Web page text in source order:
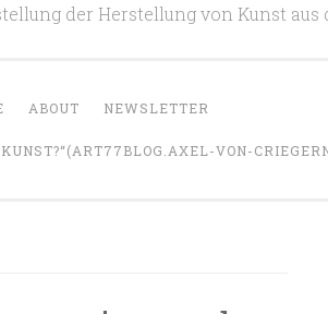
der Herstellung von Kunst aus
ABOUT NEWSLETTER
VON-